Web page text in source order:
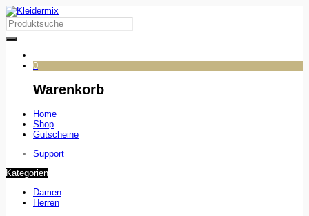
0
Warenkorb
Home
Shop
Gutscheine
Support
Kategorien
Damen
Herren